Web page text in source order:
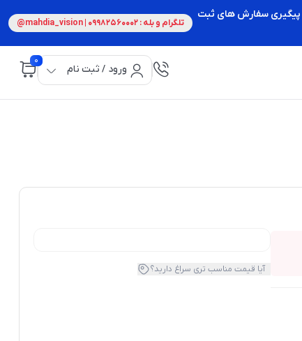
پیگیری سفارش های ثبت
تلگرام و بله : 09982560002 | mahdia_vision@
ورود / ثبت نام
0
آیا قیمت مناسب تری سراغ دارید؟